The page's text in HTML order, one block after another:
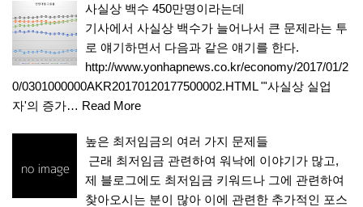
사실상 백수 450만명이라는데
기사에서 사실상 백수가 늘어나서 큰 문제라는 투
로 얘기하면서 다음과 같은 얘기를 한다.
http://www.yonhapnews.co.kr/economy/2017/01/2
0/0301000000AKR20170120177500002.HTML "'사실상 실업
자'의 증가… Read More
높은 최저임금의 여러 가지 문제들
근래 최저임금 관련하여 워낙에 이야기가 많고,
제 블로그에도 최저임금 키워드나 그에 관련하여
찾아오시는 분이 많아 이에 관련한 추가적인 포스